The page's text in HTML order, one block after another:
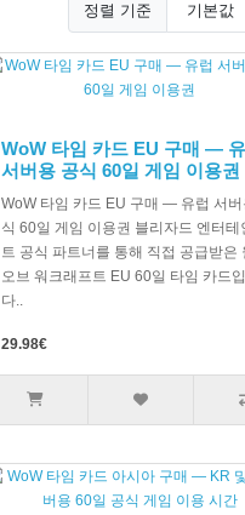
정렬 기준
WoW 타임 카드 EU 구매 —
서버용 공식 60일 게임 이용권
WoW 타임 카드 EU 구매 — 유럽 서버
식 60일 게임 이용권 블리자드 엔터테
트 공식 파트너를 통해 직접 공급받은
오브 워크래프트 EU 60일 타임 카드
다..
29.98€